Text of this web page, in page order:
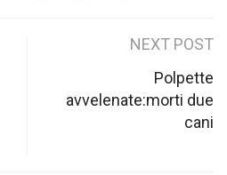
NEXT POST
Polpette
avvelenate:morti due
cani